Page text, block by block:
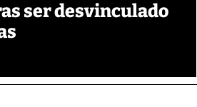
ser desvinculado